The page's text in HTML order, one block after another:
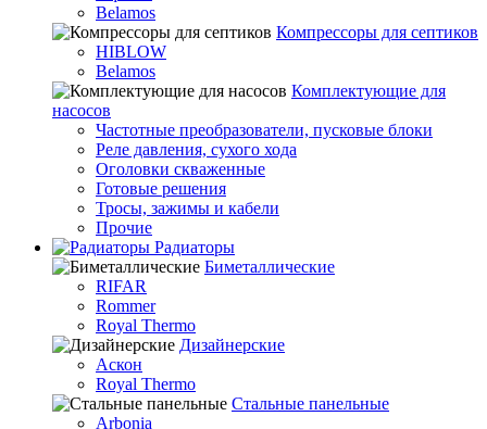
Belamos
Компрессоры для септиков
HIBLOW
Belamos
Комплектующие для
насосов
Частотные преобразователи, пусковые блоки
Реле давления, сухого хода
Оголовки скваженные
Готовые решения
Тросы, зажимы и кабели
Прочие
Радиаторы
Биметаллические
RIFAR
Rommer
Royal Thermo
Дизайнерские
Аскон
Royal Thermo
Стальные панельные
Arbonia